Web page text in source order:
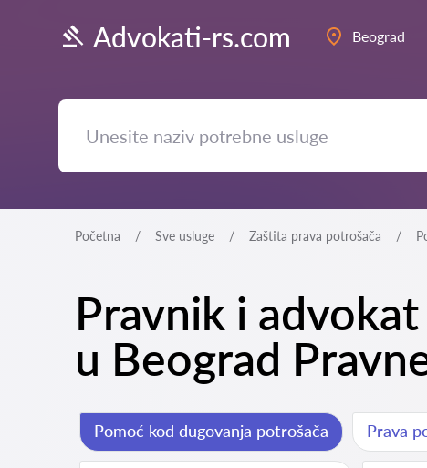
Advokati-rs.com Beograd
Početna Sve usluge Zaštita prava potrošača
Pravnik i
u Beograd
Pomoć kod dugovanja potrošača Prava